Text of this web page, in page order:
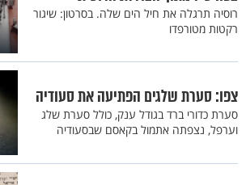
רוסיה תרגלה את חיל הים שלה. בסרטון: שיגור
רקטות מטורפדו
צפו: סערת שלגים הפתיעה את סעודיה
סערת כדורי ברד בגודל ענק, כולל סערת שלג
וערפל, נצפתה אתמול בקאסם שבסעודיה